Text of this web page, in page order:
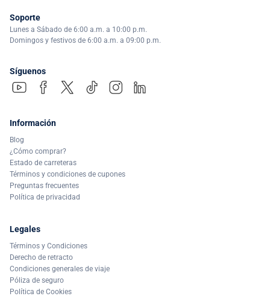
Soporte
Lunes a Sábado de 6:00 a.m. a 10:00 p.m.
Domingos y festivos de 6:00 a.m. a 09:00 p.m.
Síguenos
Información
Blog
¿Cómo comprar?
Estado de carreteras
Términos y condiciones de cupones
Preguntas frecuentes
Política de privacidad
Legales
Términos y Condiciones
Derecho de retracto
Condiciones generales de viaje
Póliza de seguro
Política de Cookies